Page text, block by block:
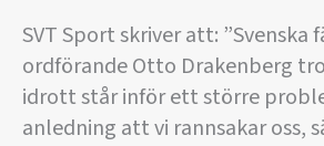
SVT Sport skriver att:
ordförande Otto Drakenberg
idrott står inför ett större
anledning att vi rannsakar oss,